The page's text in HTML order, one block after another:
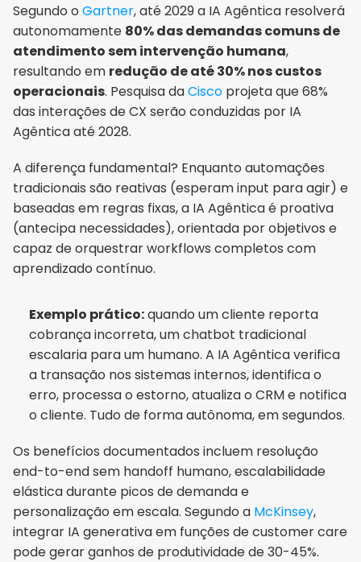
Segundo o Gartner, até 2029 a IA Agêntica resolverá
autonomamente 80% das demandas comuns de
atendimento sem intervenção humana,
resultando em redução de até 30% nos custos
operacionais. Pesquisa da Cisco projeta que 68%
das interações de CX serão conduzidas por IA
Agêntica até 2028.
A diferença fundamental? Enquanto automações
tradicionais são reativas (esperam input para agir) e
baseadas em regras fixas, a IA Agêntica é proativa
(antecipa necessidades), orientada por objetivos e
capaz de orquestrar workflows completos com
aprendizado contínuo.
Exemplo prático: quando um cliente reporta
cobrança incorreta, um chatbot tradicional
escalaria para um humano. A IA Agêntica verifica
a transação nos sistemas internos, identifica o
erro, processa o estorno, atualiza o CRM e notifica
o cliente. Tudo de forma autônoma, em segundos.
Os benefícios documentados incluem resolução
end-to-end sem handoff humano, escalabilidade
elástica durante picos de demanda e
personalização em escala. Segundo a McKinsey,
integrar IA generativa em funções de customer care
pode gerar ganhos de produtividade de 30-45%.